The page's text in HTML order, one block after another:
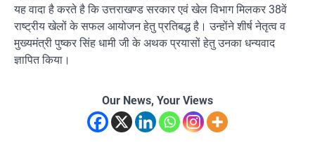
यह वादा है करते है कि उत्तराखण्ड सरकार एवं खेल विभाग मिलकर 38वें
राष्ट्रीय खेलों के सफल आयोजन हेतु प्रतिबद्ध है। उन्होंने शीर्ष नेतृत्व व
मुख्यमंत्री पुष्कर सिंह धामी जी के अथक प्रयासों हेतु उनका धन्यवाद
ज्ञापित किया।
Our News, Your Views